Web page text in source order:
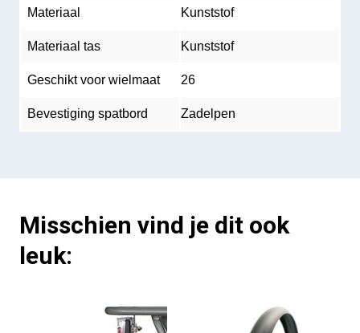
Materiaal Kunststof
Materiaal tas Kunststof
Geschikt voor wielmaat 26
Bevestiging spatbord Zadelpen
Misschien vind je dit ook
leuk: